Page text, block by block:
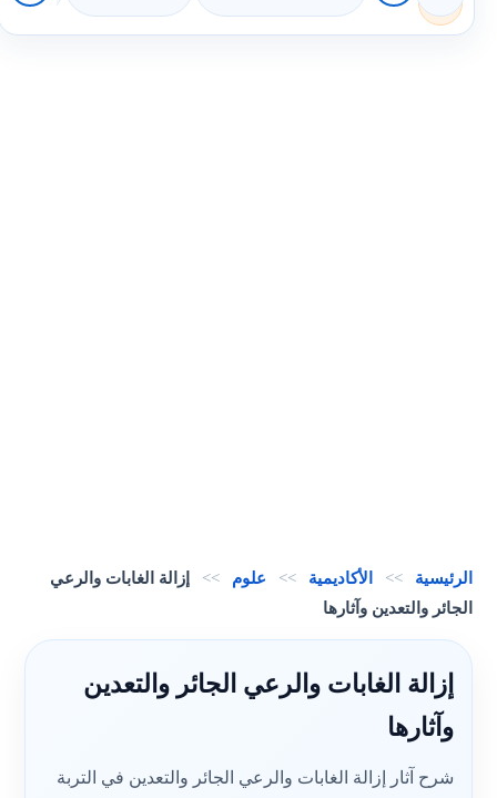
الرئيسية >> الأكاديمية >> علوم >>
إزالة الغابات والرعي
الجائر والتعدين وآثارها
إزالة الغابات والرعي الجائر والتعدين
وآثارها
شرح آثار إزالة الغابات والرعي الجائر والتعدين في التربة